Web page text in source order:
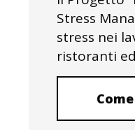
Stress
stress nei
ristoranti